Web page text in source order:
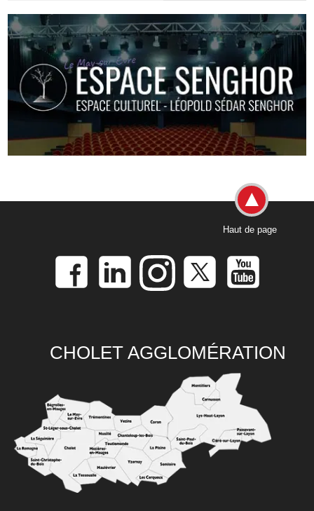
Haut de page
CHOLET AGGLOMÉRATION